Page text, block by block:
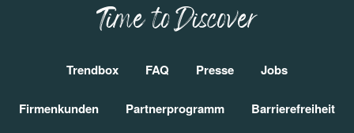
Time to Discover
Trendbox FAQ Presse Jobs
Firmenkunden Partnerprogramm Barrierefreiheit